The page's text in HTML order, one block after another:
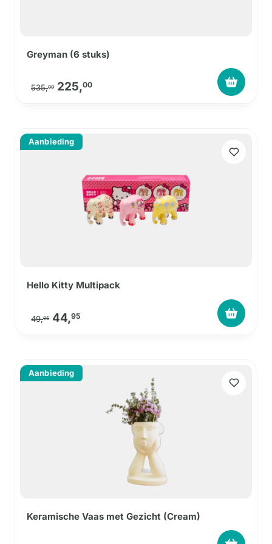
Greyman (6 stuks)
535,00 Oorspronkelijke prijs was: 535,00.
225,00Huidige prijs is: 225,00.
Aanbieding
Hello Kitty Multipack
49,95 Oorspronkelijke prijs was: 49,95.
44,95
Aanbieding
Keramische Vaas met Gezicht (Cream)